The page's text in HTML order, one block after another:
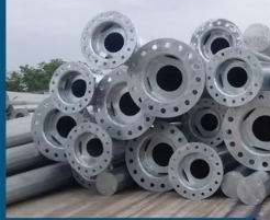
SITEMAP
KEBIJAKAN
PRIBADI